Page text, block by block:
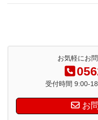
お気軽にお
受付時間 9:00-
お